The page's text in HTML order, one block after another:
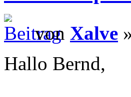
von Xalve
Hallo Bernd,